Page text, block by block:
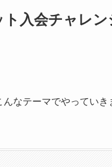
入会チャレン
なテーマでやっていき